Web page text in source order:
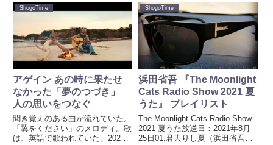
た。東京オリンピック2020が終
わり、東京パラリンピックは明日
で終了。菅首相は、予定されてい
る党総裁選に立候補せず退陣表
明...
ただの電池の寿命だけれど。コロ
ナ禍、腕時計の電池交換すらまま
ならない。数年おきに利用してい
るお店は、9月2日にコロナ感染...
ShogoTime
アゲイン あの時に果たせ
なかった「夢のつづき」
人の思いをつなぐ
聞き覚えのある曲が流れていた。
「翼をください」のメロディ。歌
は、英語で歌われていた。2021
ShogoTime
浜田省吾 『The Moonlight
Cats Radio Show 2021 夏
うた』 プレイリスト
The Moonlight Cats Radio Show
2021 夏うた放送日：2021年8月
25日01.君去りし夏（浜田省吾）